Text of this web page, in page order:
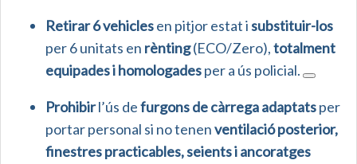
Retirar 6 vehiclesen pitjor estat isubstituir-los
per 6 unitats en rènting(ECO/Zero),totalment
equipades i homologadesper a ús policial.
Prohibirl’ús defurgons de càrrega adaptatsper
portar personal si no tenenventilació posterior,
finestres practicables, seients i ancoratges